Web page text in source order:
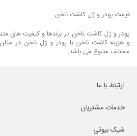
قیمت پودر و ژل کاشت ناخن
پودر و ژل کاشت ناخن در برندها و کیفیت های
و هزینه کاشت ناخن با پودر و ژل ناخن در
مختلف متنوع می باشد.
ارتباط با ما
خدمات مشتریان
شیک بیوتی